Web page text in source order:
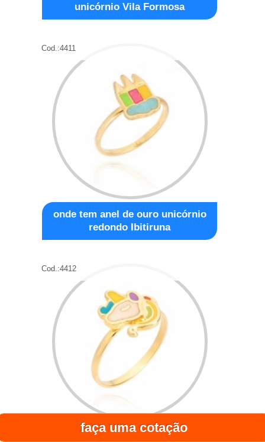
faça uma cotação
unicórnio Vila Formosa
Cod.:4411
onde tem anel de ouro unicórnio
redondo Ibitiruna
Cod.:4412
anel ouro de unicórnio infantil